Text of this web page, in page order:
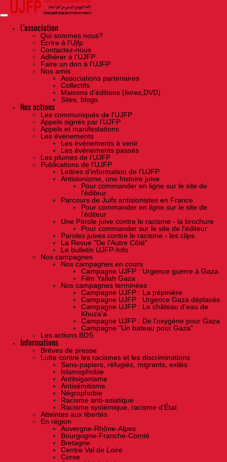
Skip
the
contentL'association
Qui sommes nous?
Ecrire à l’Ujfp
Contactez-nous
Adhérer à l’UJFP
Faire un don à l’UJFP
Nos amis
Associations partenaires
Collectifs
Maisons d’éditions (livres,DVD)
Sites, blogs
Nos actions
Les communiqués de l'UJFP
Appels signés par l'UJFP
Appels et manifestations
Les événements
Les événements à venir
Les événements passés
Les plumes de l'UJFP
Publications de l'UJFP
Lettres d'information de l'UJFP
Antisionisme, une histoire juive
Pour commander en ligne sur le site de
l'éditeur
Parcours de Juifs antisionistes en France
Pour commander en ligne sur le site de
l'éditeur
Une Parole juive contre le racisme - la brochure
Pour commander sur le site de l'éditeur
Paroles juives contre le racisme - les clips
La Revue "De l'Autre Côté"
Le bulletin UJFP-Info
Nos campagnes
Nos campagnes en cours
Campagne UJFP : Urgence guerre à Gaza
Film Yallah Gaza
Nos campagnes terminées
Campagne UJFP : La pépinière
Campagne UJFP : Urgence Gaza déplacés
Campagne UJFP : Le château d'eau de
Khuza'a
Campagne UJFP : De l'oxygène pour Gaza
Campagne "Un bateau pour Gaza"
Les actions BDS
Informations
Brèves de presse
Lutte contre les racismes et les discriminations
Sans-papiers, réfugiés, migrants, exilés
Islamophobie
Antitsiganisme
Antisémitisme
Négrophobie
Racisme anti-asiatique
Racisme systémique, racisme d'État
Atteintes aux libertés
En région
Auvergne-Rhône-Alpes
Bourgogne-Franche-Comté
Bretagne
Centre Val de Loire
Corse